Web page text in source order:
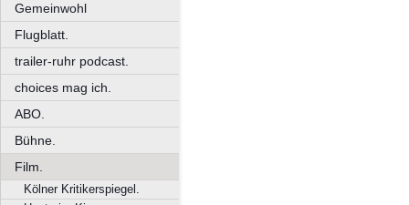
Gemeinwohl
Flugblatt.
trailer-ruhr podcast.
choices mag ich.
ABO.
Bühne.
Film.
Kölner Kritikerspiegel.